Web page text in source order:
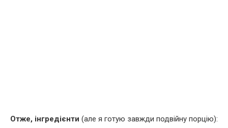
Отже, інгредієнти (але я готую завжди подвійну порцію):